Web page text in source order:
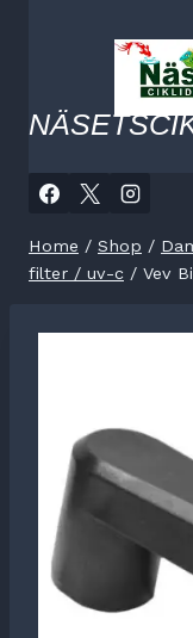
Home / Shop /
filter / uv-c / Vev